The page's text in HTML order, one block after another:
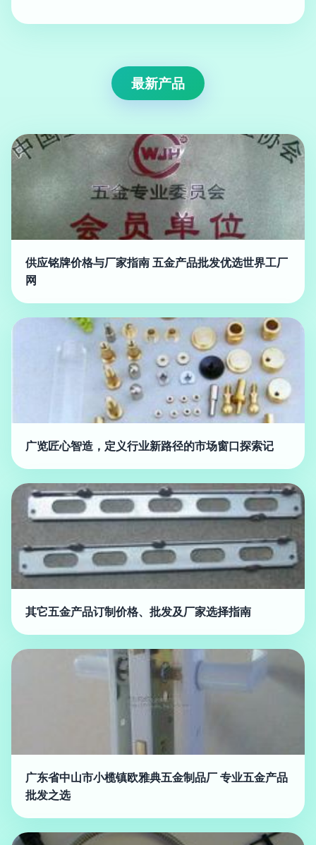
最新产品
供应铭牌价格与厂家指南 五金产品批发优选世界工厂
网
广览匠心智造，定义行业新路径的市场窗口探索记
其它五金产品订制价格、批发及厂家选择指南
广东省中山市小榄镇欧雅典五金制品厂 专业五金产品
批发之选